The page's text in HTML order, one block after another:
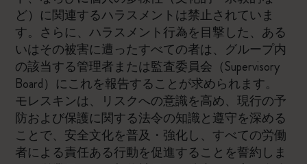
ど）に関連するハラスメントは禁止されていま
す。さらに、ハラスメント行為を目撃した、ある
いはその被害に遭ったすべての者は、グループ内
の該当する管理者または監査委員会（Supervisory
Board）にこれを報告することが求められます。
モレスキンは、リスクへの意識を高め、現行の予
防および保護に関する法令の知識と遵守を深める
ことで、安全文化を普及・強化し、すべての労働
者による責任ある行動を促進することを誓約しま